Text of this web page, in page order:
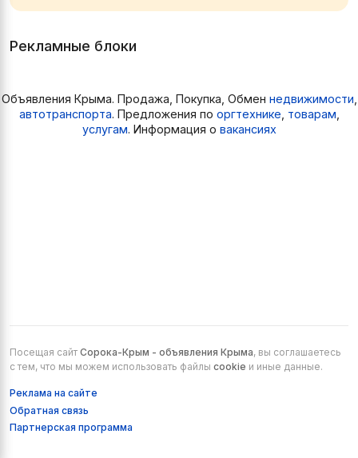
Рекламные блоки
Объявления Крыма. Продажа, Покупка, Обмен недвижимости
автотранспорта. Предложения по оргтехнике товарам
услугам. Информация о вакансиях
Посещая сайт Сорока-Крым - объявления Крыма, вы соглашаетесь
с тем, что мы можем использовать файлы cookie и иные данные.
Реклама на сайте
Обратная связь
Партнерская программа